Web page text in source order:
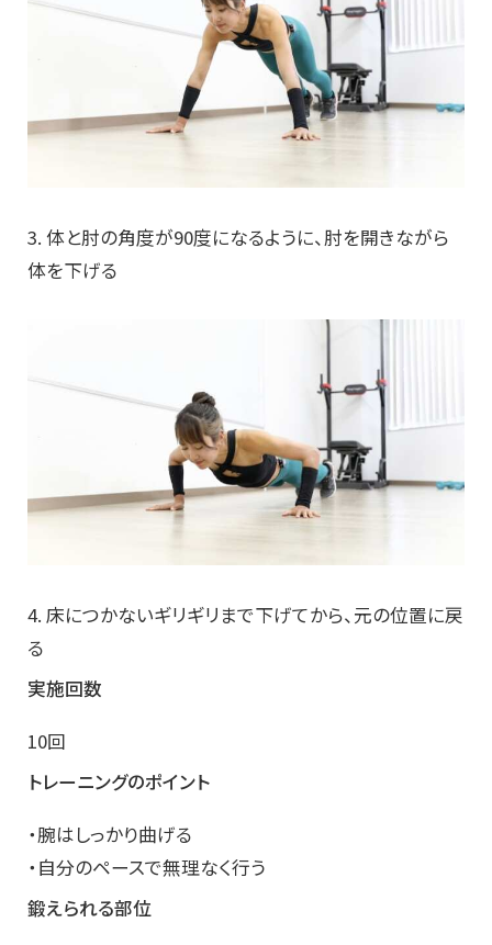
3. 体と肘の角度が90度になるように、肘を開きながら
体を下げる
4. 床につかないギリギリまで下げてから、元の位置に戻
る
実施回数
10回
トレーニングのポイント
・腕はしっかり曲げる
・自分のペースで無理なく行う
鍛えられる部位